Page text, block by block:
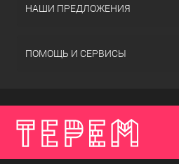
НАШИ ПРЕДЛОЖЕНИЯ
ПОМОЩЬ И СЕРВИСЫ